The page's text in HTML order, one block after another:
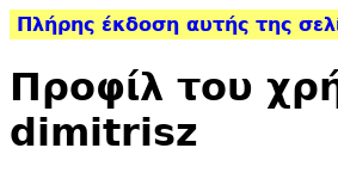
Πλήρης έκδοση αυτής της
Προφίλ του
dimitrisz